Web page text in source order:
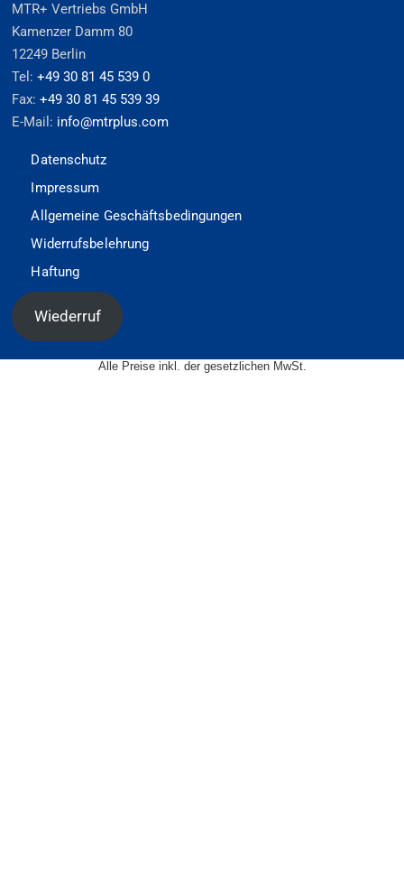
MTR+ Vertriebs GmbH
Kamenzer Damm 80
12249 Berlin
Tel:+49 30 81 45 539 0
Fax:+49 30 81 45 539 39
E-Mail: info@mtrplus.com
Datenschutz
Impressum
Allgemeine Geschäftsbedingungen
Widerrufsbelehrung
Haftung
Wiederruf
Alle Preise inkl. der gesetzlichen MwSt.